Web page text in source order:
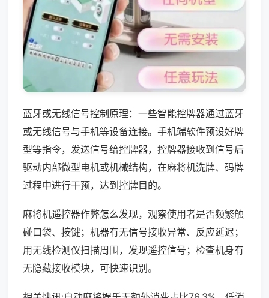
蓝牙或无线信号控制原理：一些智能控牌器通过蓝牙
或无线信号与手机等设备连接。手机端软件预设好牌
型等指令，发送信号给控牌器，控牌器接收到信号后
驱动内部微型电机或机械结构，在麻将机洗牌、码牌
过程中进行干预，达到控牌目的。
麻将机遥控器作弊怎么发现，观察使用者是否频繁触
碰口袋、按键；机器有无信号接收异常、反应延迟；
用无线检测仪扫描周围，发现遥控信号；检查机身有
无隐藏接收模块，可快速识别。